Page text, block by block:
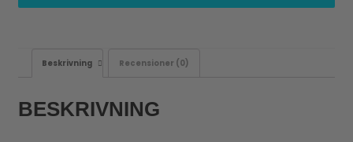
Beskrivning Recensioner (0)
BESKRIVNING